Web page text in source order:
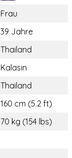
Frau
39 Jahre
Thailand
Kalasin
Thailand
160 cm (5.2 ft)
70 kg (154 lbs)